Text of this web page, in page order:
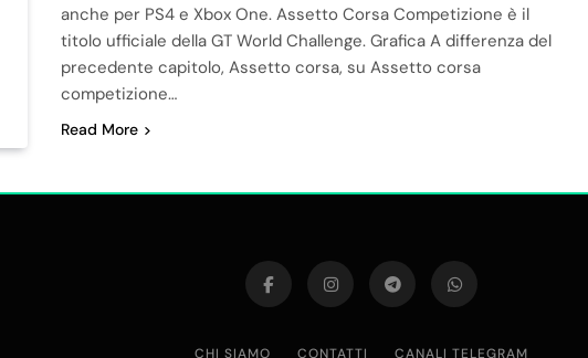
anche per PS4 e Xbox One. Assetto Corsa Competizione è il
titolo ufficiale della GT World Challenge. Grafica A differenza del
precedente capitolo, Assetto corsa, su Assetto corsa
competizione…
Read More
CHI SIAMO CONTATTI CANALI TELEGRAM